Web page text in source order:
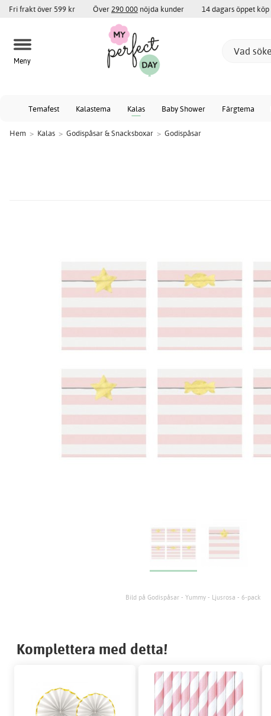
Fri frakt över 599 kr Över 290 000 nöjda kunder 14 dagars öppet köp
Meny
Temafest Kalastema Kalas Baby Shower Färgtema
Hem > Kalas > Godispåsar & Snacksboxar > Godispåsar
Bild på Godispåsar - Yummy - Ljusrosa - 6-pack
Komplettera med detta!